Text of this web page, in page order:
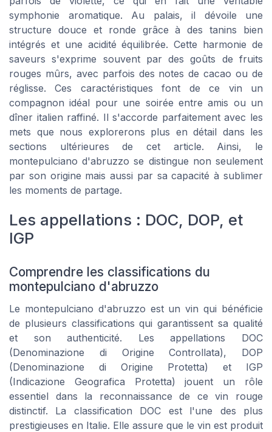
symphonie aromatique. Au palais, il dévoile une
structure douce et ronde grâce à des tanins bien
intégrés et une acidité équilibrée. Cette harmonie de
saveurs s'exprime souvent par des goûts de fruits
rouges mûrs, avec parfois des notes de cacao ou de
réglisse. Ces caractéristiques font de ce vin un
compagnon idéal pour une soirée entre amis ou un
dîner italien raffiné. Il s'accorde parfaitement avec les
mets que nous explorerons plus en détail dans les
sections ultérieures de cet article. Ainsi, le
montepulciano d'abruzzo se distingue non seulement
par son origine mais aussi par sa capacité à sublimer
les moments de partage.
Les appellations : DOC, DOP, et
IGP
Comprendre les classifications du
montepulciano d'abruzzo
Le montepulciano d'abruzzo est un vin qui bénéficie
de plusieurs classifications qui garantissent sa qualité
et son authenticité. Les appellations DOC
(Denominazione di Origine Controllata), DOP
(Denominazione di Origine Protetta) et IGP
(Indicazione Geografica Protetta) jouent un rôle
essentiel dans la reconnaissance de ce vin rouge
distinctif. La classification DOC est l'une des plus
prestigieuses en Italie. Elle assure que le vin est produit